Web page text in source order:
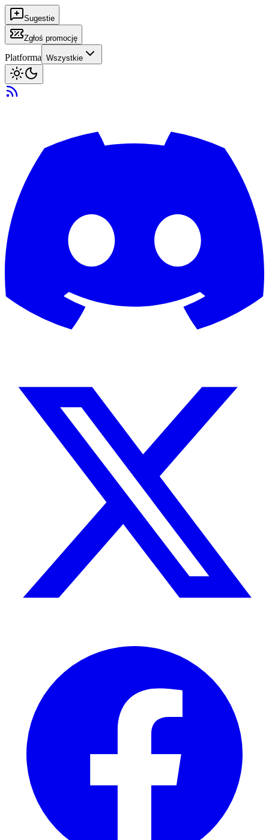
Sugestie
Zgłoś promocję
Platforma Wszystkie